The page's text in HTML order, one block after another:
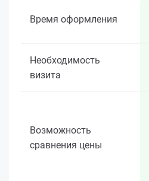
Время оформления
Необходимость
визита
Возможность
сравнения цены